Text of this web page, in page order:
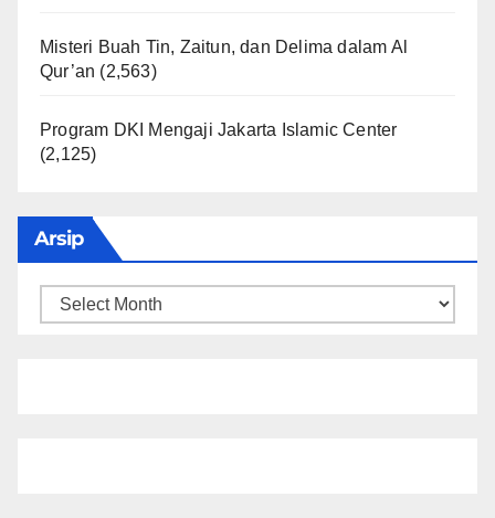
Misteri Buah Tin, Zaitun, dan Delima dalam Al
Qur’an (2,563)
Program DKI Mengaji Jakarta Islamic Center
(2,125)
Arsip
Arsip